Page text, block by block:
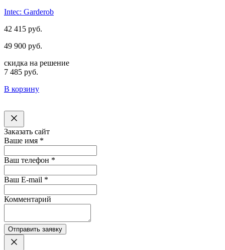
Intec: Garderob
42 415 руб.
49 900 руб.
скидка на решение
7 485 руб.
В корзину
Заказать сайт
Ваше имя *
Ваш телефон *
Ваш E-mail *
Комментарий
Отправить заявку